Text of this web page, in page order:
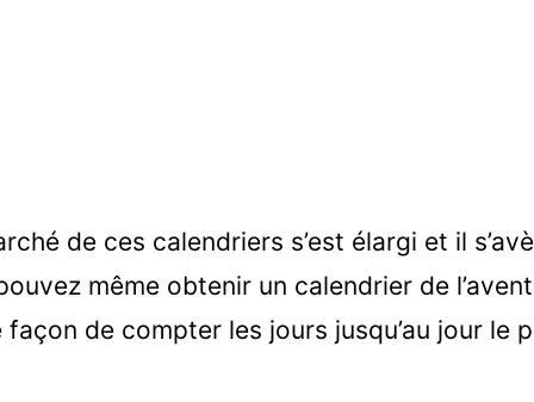
de ces calendriers s’est élargi et il
même obtenir un calendrier de
de compter les jours jusqu’au jour le